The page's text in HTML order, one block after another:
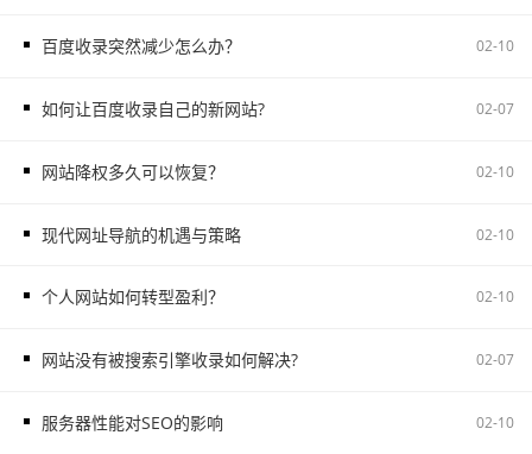
百度收录突然减少怎么办？ 02-10
如何让百度收录自己的新网站? 02-07
网站降权多久可以恢复？ 02-10
现代网址导航的机遇与策略 02-10
个人网站如何转型盈利？ 02-10
网站没有被搜索引擎收录如何解决? 02-07
服务器性能对SEO的影响 02-10